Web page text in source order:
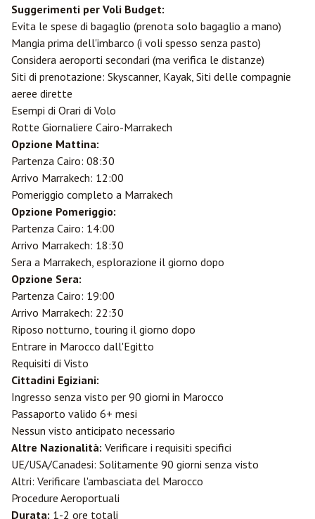
Suggerimenti per Voli Budget:
Evita le spese di bagaglio (prenota solo bagaglio a mano)
Mangia prima dell'imbarco (i voli spesso senza pasto)
Considera aeroporti secondari (ma verifica le distanze)
Siti di prenotazione: Skyscanner, Kayak, Siti delle compagnie
aeree dirette
Esempi di Orari di Volo
Rotte Giornaliere Cairo-Marrakech
Opzione Mattina:
Partenza Cairo: 08:30
Arrivo Marrakech: 12:00
Pomeriggio completo a Marrakech
Opzione Pomeriggio:
Partenza Cairo: 14:00
Arrivo Marrakech: 18:30
Sera a Marrakech, esplorazione il giorno dopo
Opzione Sera:
Partenza Cairo: 19:00
Arrivo Marrakech: 22:30
Riposo notturno, touring il giorno dopo
Entrare in Marocco dall'Egitto
Requisiti di Visto
Cittadini Egiziani:
Ingresso senza visto per 90 giorni in Marocco
Passaporto valido 6+ mesi
Nessun visto anticipato necessario
Altre Nazionalità: Verificare i requisiti specifici
UE/USA/Canadesi: Solitamente 90 giorni senza visto
Altri: Verificare l'ambasciata del Marocco
Procedure Aeroportuali
Durata: 1-2 ore totali